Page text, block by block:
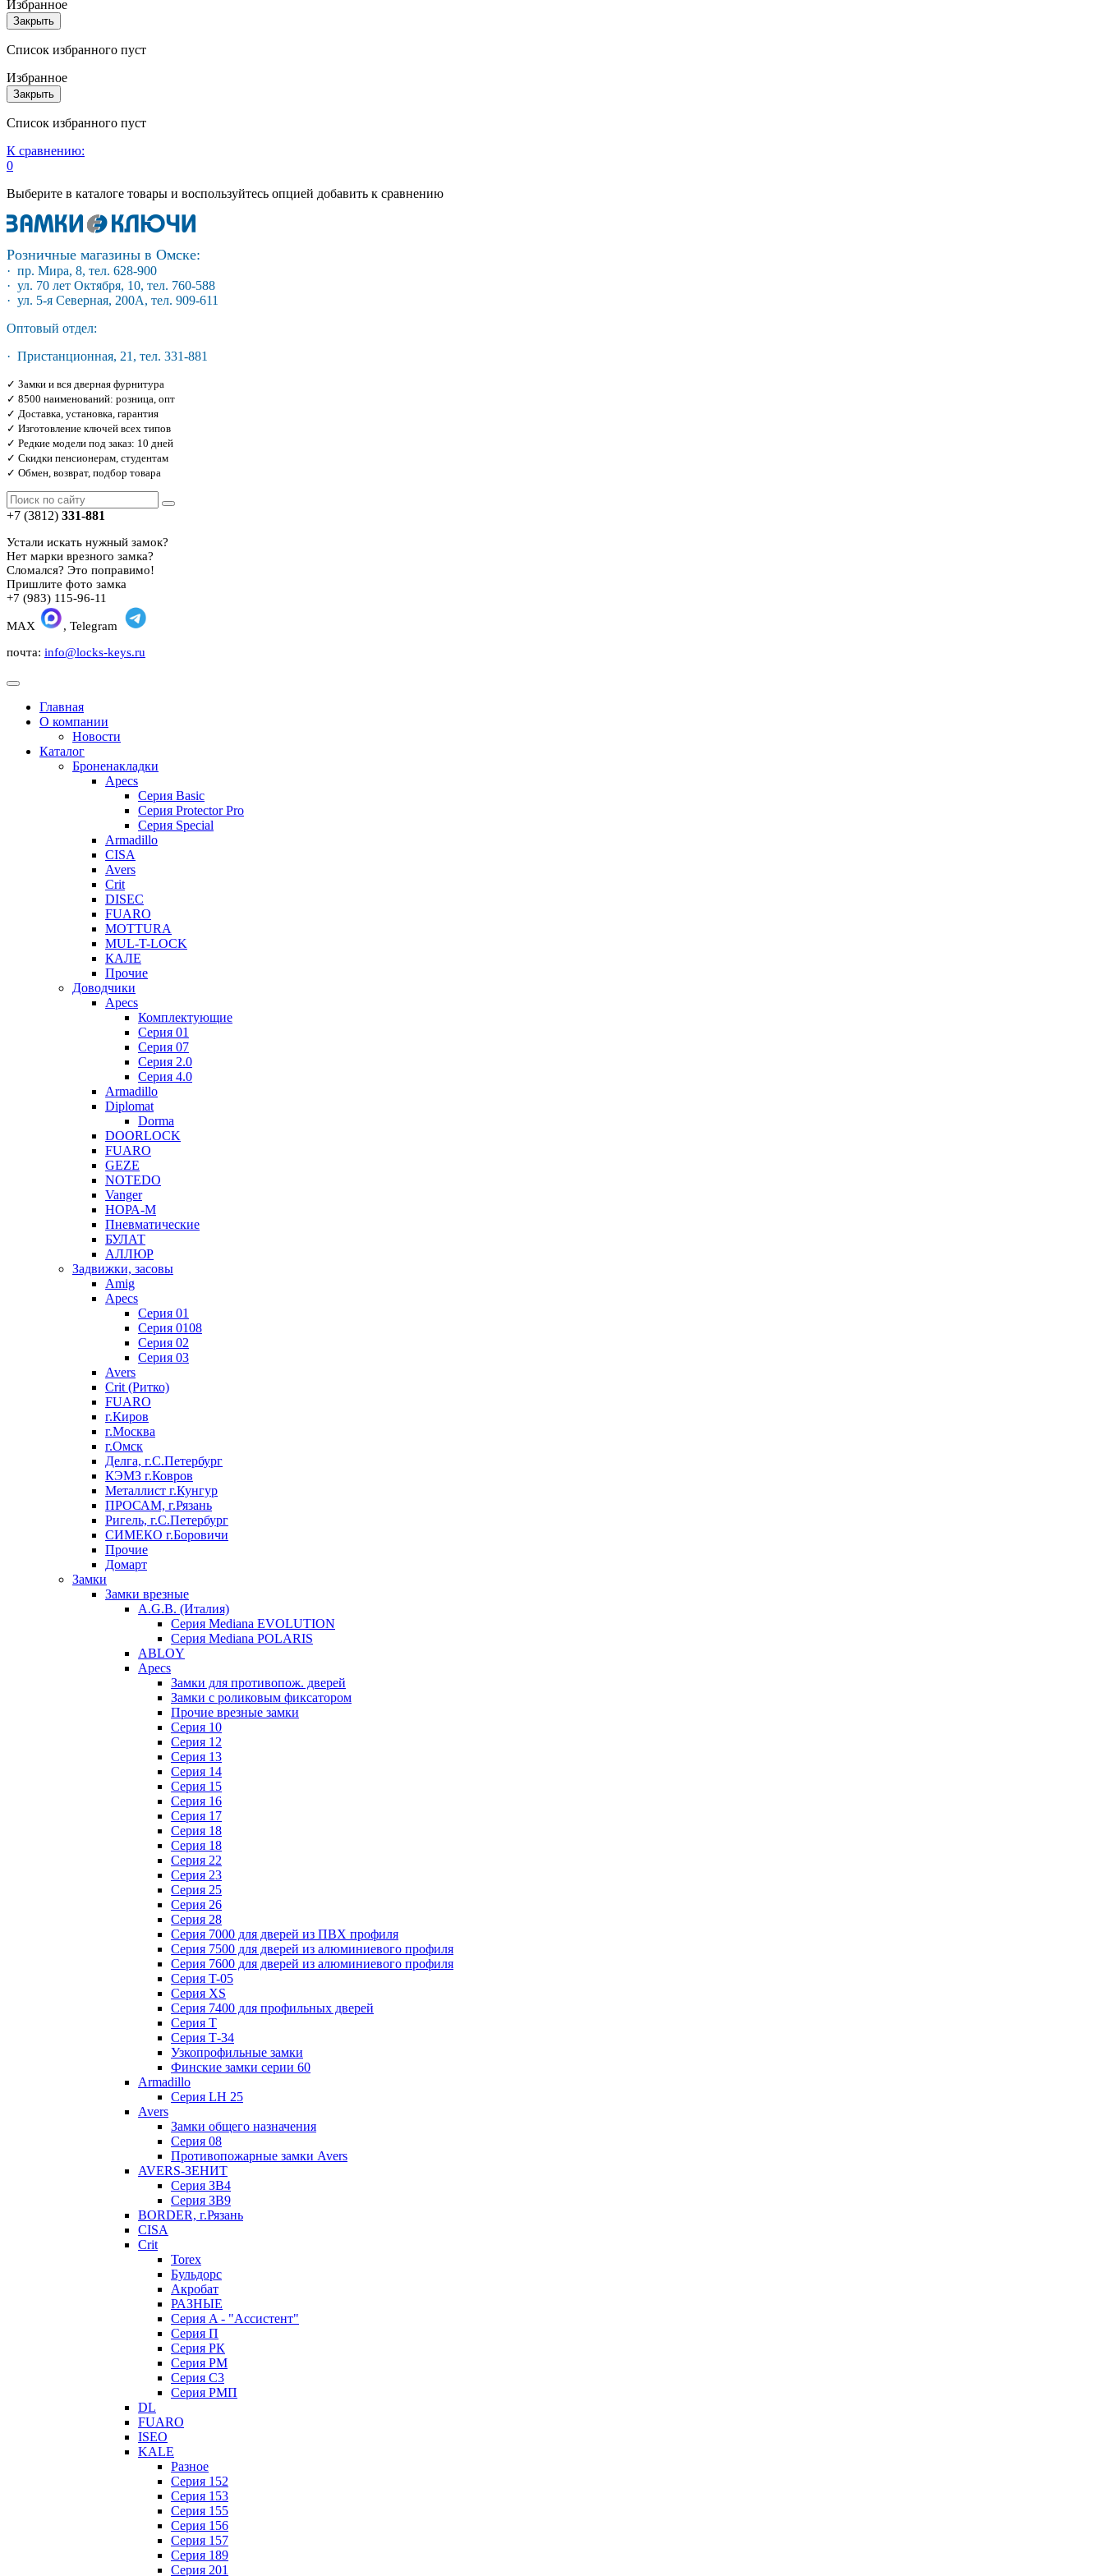
Избранное
Закрыть
Список избранного пуст
Избранное
Закрыть
Список избранного пуст
К сравнению:
0
Выберите в каталоге товары и воспользуйтесь опцией добавить к сравнению
Розничные магазины в Омске:
· пр. Мира, 8, тел. 628-900
· ул. 70 лет Октября, 10, тел. 760-588
· ул. 5-я Северная, 200А, тел. 909-611
Оптовый отдел:
· Пристанционная, 21, тел. 331-881
✓ Замки и вся дверная фурнитура
✓ 8500 наименований: розница, опт
✓ Доставка, установка, гарантия
✓ Изготовление ключей всех типов
✓ Редкие модели под заказ: 10 дней
✓ Скидки пенсионерам, студентам
✓ Обмен, возврат, подбор товара
+7 (3812) 331-881
Устали искать нужный замок?
Нет марки врезного замка?
Сломался? Это поправимо!
Пришлите фото замка
+7 (983) 115-96-11
MAX
, Telegram
почта: info@locks-keys.ru
Главная
О компании
Новости
Каталог
Броненакладки
Apecs
Серия Basic
Серия Protector Pro
Серия Special
Armadillo
CISA
Avers
Crit
DISEC
FUARO
MOTTURA
MUL-T-LOCK
КАЛЕ
Прочие
Доводчики
Apecs
Комплектующие
Серия 01
Серия 07
Серия 2.0
Серия 4.0
Armadillo
Diplomat
Dorma
DOORLOCK
FUARO
GEZE
NOTEDO
Vanger
НОРА-М
Пневматические
БУЛАТ
АЛЛЮР
Задвижки, засовы
Amig
Apecs
Серия 01
Серия 0108
Серия 02
Серия 03
Avers
Crit (Ритко)
FUARO
г.Киров
г.Москва
г.Омск
Делга, г.С.Петербург
КЭМЗ г.Ковров
Металлист г.Кунгур
ПРОСАМ, г.Рязань
Ригель, г.С.Петербург
СИМЕКО г.Боровичи
Прочие
Домарт
Замки
Замки врезные
A.G.B. (Италия)
Серия Mediana EVOLUTION
Серия Mediana POLARIS
ABLOY
Apecs
Замки для противопож. дверей
Замки с роликовым фиксатором
Прочие врезные замки
Серия 10
Серия 12
Серия 13
Серия 14
Серия 15
Серия 16
Серия 17
Серия 18
Серия 18
Серия 22
Серия 23
Серия 25
Серия 26
Серия 28
Серия 7000 для дверей из ПВХ профиля
Серия 7500 для дверей из алюминиевого профиля
Серия 7600 для дверей из алюминиевого профиля
Серия T-05
Серия XS
Серия 7400 для профильных дверей
Серия Т
Серия Т-34
Узкопрофильные замки
Финские замки серии 60
Armadillo
Серия LH 25
Avers
Замки общего назначения
Серия 08
Противопожарные замки Avers
AVERS-ЗЕНИТ
Серия ЗВ4
Серия ЗВ9
BORDER, г.Рязань
CISA
Crit
Torex
Бульдорс
Акробат
РАЗНЫЕ
Серия A - "Ассистент"
Серия П
Серия РК
Серия РМ
Серия С3
Серия РМП
DL
FUARO
ISEO
KALE
Разное
Серия 152
Серия 153
Серия 155
Серия 156
Серия 157
Серия 189
Серия 201